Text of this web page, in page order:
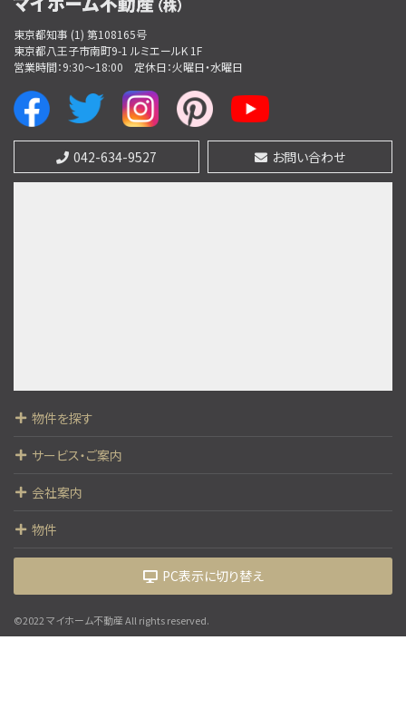
第8位
中央本線 西八王子駅 バス18分 四谷並木橋下車
バス停 徒歩2分
4,390万円
◎京王高尾線「山田駅」徒歩5分（京王新宿駅まで約…
東京都知事 (1) 第108165号
東京都八王子市南町9-1 ルミエールK 1F
営業時間：9:30〜18:00
定休日：火曜日・水曜日
042-634-9527 お問い合わせ
物件を探す
サービス・ご案内
会社案内
物件
PC表示に切り替え
©2022 マイホーム不動産 All rights reserved.